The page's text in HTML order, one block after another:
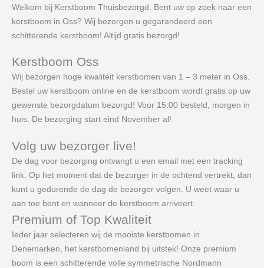
Welkom bij Kerstboom Thuisbezorgd. Bent uw op zoek naar een
kerstboom in Oss? Wij bezorgen u gegarandeerd een
schitterende kerstboom! Altijd gratis bezorgd!
Kerstboom Oss
Wij bezorgen hoge kwaliteit kerstbomen van 1 – 3 meter in Oss.
Bestel uw kerstboom online en de kerstboom wordt gratis op uw
gewenste bezorgdatum bezorgd! Voor 15:00 besteld, morgen in
huis. De bezorging start eind November al!
Volg uw bezorger live!
De dag voor bezorging ontvangt u een email met een tracking
link. Op het moment dat de bezorger in de ochtend vertrekt, dan
kunt u gedurende de dag de bezorger volgen. U weet waar u
aan toe bent en wanneer de kerstboom arriveert.
Premium of Top Kwaliteit
Ieder jaar selecteren wij de mooiste kerstbomen in
Denemarken, het kerstbomenland bij uitstek! Onze premium
boom is een schitterende volle symmetrische Nordmann